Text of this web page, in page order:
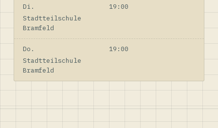
Di.
19:00
Stadtteilschule
Bramfeld
Do.
19:00
Stadtteilschule
Bramfeld